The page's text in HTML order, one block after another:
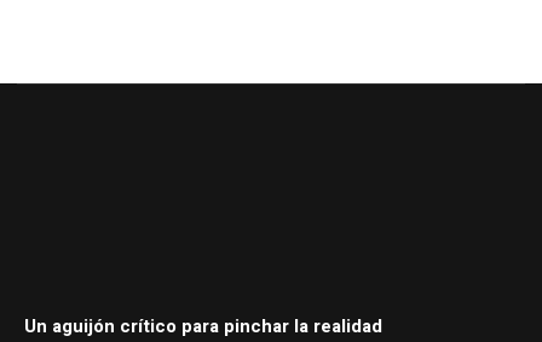
Un aguijón crítico para pinchar la realidad